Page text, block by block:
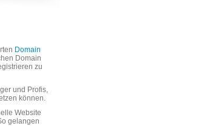
Domain
Domain
zu
und Profis,
können.
Website
gelangen